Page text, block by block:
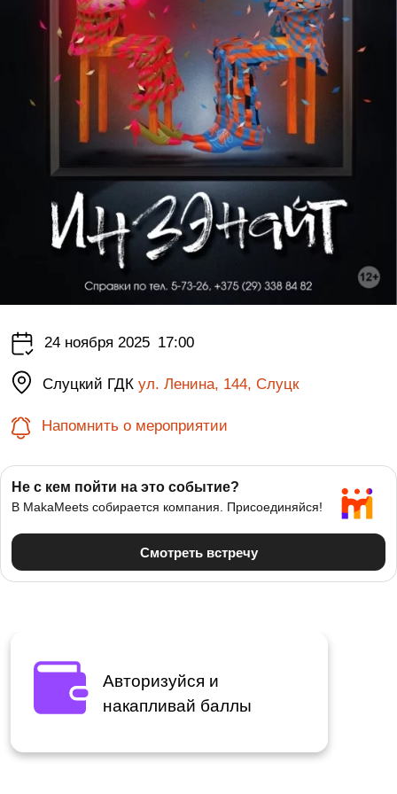
24 ноября 2025 17:00
Слуцкий ГДКул. Ленина, 144, Слуцк
Напомнить о мероприятии
Авторизуйся и
накапливай баллы